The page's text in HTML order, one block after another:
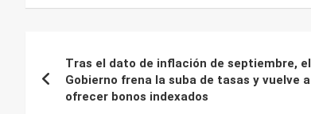
de
Tras el dato de inflación de septiembre, el
Gobierno frena la suba de tasas y vuelve a
ofrecer bonos indexados